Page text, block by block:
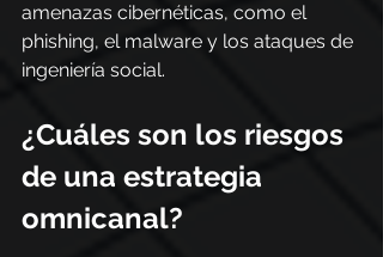
amenazas cibernéticas, como el
phishing, el malware y los ataques de
ingeniería social.
¿Cuáles son los riesgos
de una estrategia
omnicanal?